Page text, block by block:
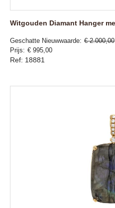
Witgouden Diamant Hanger
Geschatte Nieuwwaarde € 2.000,00
Prijs
€ 995,00
Ref: 18881